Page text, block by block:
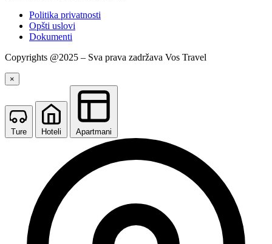
Politika privatnosti
Opšti uslovi
Dokumenti
Copyrights @2025 – Sva prava zadržava Vos Travel
×
Ture Hoteli Apartmani